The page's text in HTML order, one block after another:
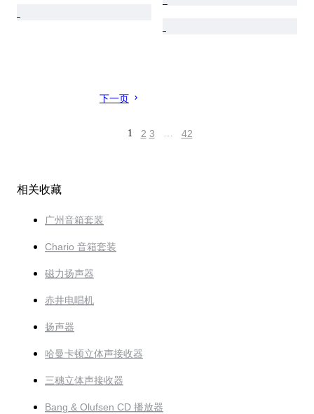
下一页
1 2 3 … 42
相关收藏
广州音箱套装
Chario 音箱套装
磁力扬声器
赤井电唱机
扬声器
哈曼卡顿立体声接收器
三穗立体声接收器
Bang & Olufsen CD 播放器